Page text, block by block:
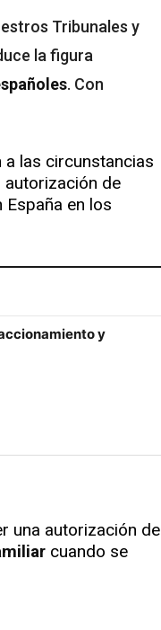
Tribunales y
la figura
. Con
a las circunstancias
autorización de
en los
y
una autorización de
cuando se